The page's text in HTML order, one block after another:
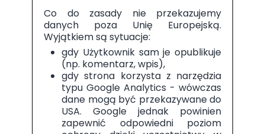
Co do zasady nie przekazujemy
danych poza Unię Europejską.
Wyjątkiem są sytuacje:
gdy Użytkownik sam je opublikuje
(np. komentarz, wpis),
gdy strona korzysta z narzędzia
typu Google Analytics - wówczas
dane mogą być przekazywane do
USA. Google jednak powinien
zapewnić odpowiedni poziom